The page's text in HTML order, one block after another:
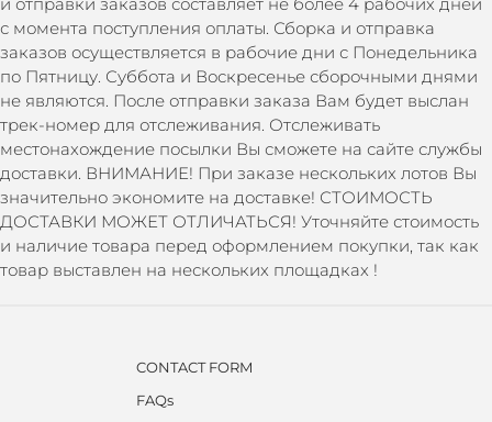
с момента поступления оплаты. Сборка и отправка
заказов осуществляется в рабочие дни с Понедельника
по Пятницу. Суббота и Воскресенье сборочными днями
не являются. После отправки заказа Вам будет выслан
трек-номер для отслеживания. Отслеживать
местонахождение посылки Вы сможете на сайте службы
доставки. ВНИМАНИЕ! При заказе нескольких лотов Вы
значительно экономите на доставке! СТОИМОСТЬ
ДОСТАВКИ МОЖЕТ ОТЛИЧАТЬСЯ! Уточняйте стоимость
и наличие товара перед оформлением покупки, так как
товар выставлен на нескольких площадках !
CONTACT FORM
FAQs